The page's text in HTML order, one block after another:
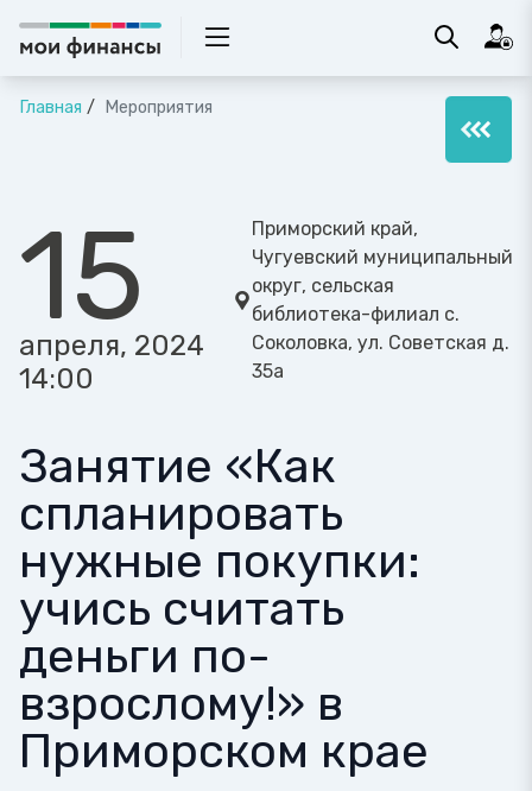
Главная Мероприятия
15
апреля, 2024
14:00
Приморский край,
Чугуевский муниципальный
округ, сельская
библиотека-филиал с.
Соколовка, ул. Советская д.
35а
Занятие «Как
спланировать
нужные покупки:
учись считать
деньги по-
взрослому!» в
Приморском крае